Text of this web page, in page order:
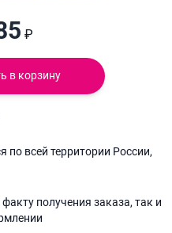
₽
в корзину
по всей территории России,
получения заказа, так и